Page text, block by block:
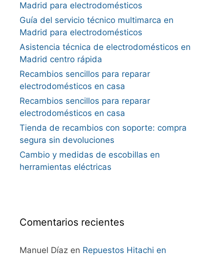
Madrid para electrodomésticos
Guía del servicio técnico multimarca en
Madrid para electrodomésticos
Asistencia técnica de electrodomésticos en
Madrid centro rápida
Recambios sencillos para reparar
electrodomésticos en casa
Recambios sencillos para reparar
electrodomésticos en casa
Tienda de recambios con soporte: compra
segura sin devoluciones
Cambio y medidas de escobillas en
herramientas eléctricas
Comentarios recientes
Manuel Díaz en Repuestos Hitachi en